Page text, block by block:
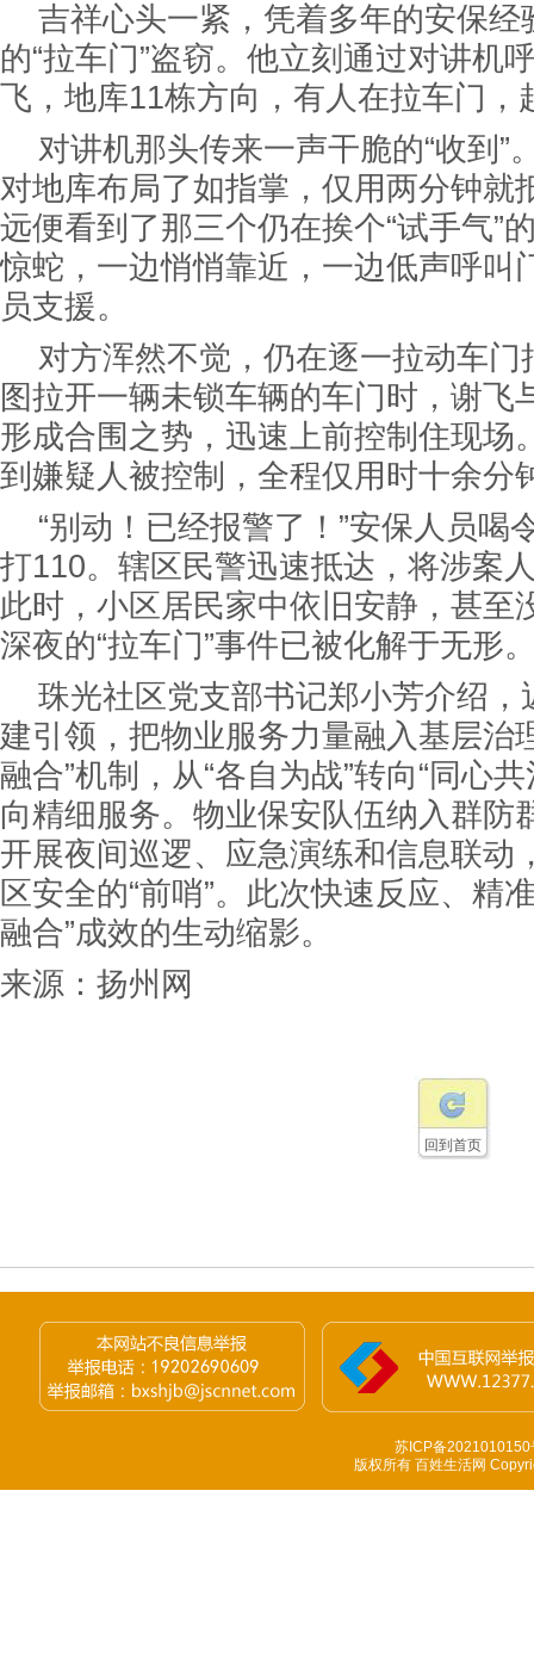
吉祥心头一紧，凭着多年的安保经
的“拉车门”盗窃。他立刻通过对讲机
飞，地库11栋方向，有人在拉车门，
对讲机那头传来一声干脆的“收到”
对地库布局了如指掌，仅用两分钟就
远便看到了那三个仍在挨个“试手气”
惊蛇，一边悄悄靠近，一边低声呼叫
员支援。
对方浑然不觉，仍在逐一拉动车门
图拉开一辆未锁车辆的车门时，谢飞
形成合围之势，迅速上前控制住现场
到嫌疑人被控制，全程仅用时十余分
“别动！已经报警了！”安保人员喝
打110。辖区民警迅速抵达，将涉案
此时，小区居民家中依旧安静，甚至
深夜的“拉车门”事件已被化解于无形
珠光社区党支部书记郑小芳介绍，
建引领，把物业服务力量融入基层治
融合”机制，从“各自为战”转向“同心
向精细服务。物业保安队伍纳入群防
开展夜间巡逻、应急演练和信息联动
区安全的“前哨”。此次快速反应、精
融合”成效的生动缩影。
来源： 扬州网
回到首页
苏ICP备2021010150
版权所有 百姓生活网